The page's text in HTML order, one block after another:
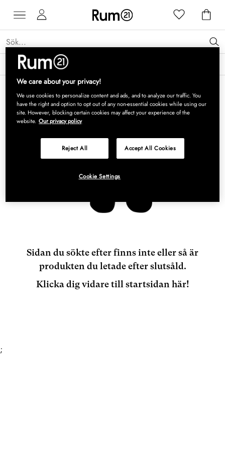
Få 15 % rabatt på Grythyttan Stålmöbler* →
Sidan du sökte efter finns inte eller så är
produkten du letade efter slutsåld.
Klicka dig vidare till startsidan här!
;
We care about your privacy!
We use cookies to personalize content and ads, and to analyze our traffic. You
have the right and option to opt out of any non-essential cookies while using our
site. However, blocking certain cookies may affect your experience of the
website. Our privacy policy
Reject All Accept All Cookies
Cookie Settings